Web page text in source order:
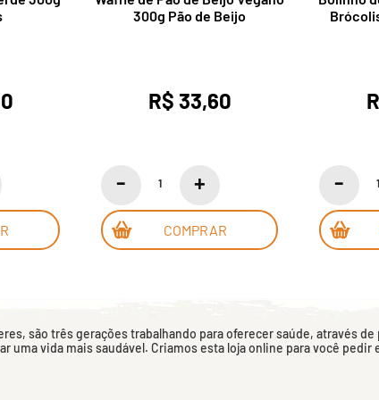
300g Pão de Beijo
R$ 33,60
COMPRAR
são três gerações trabalhando para oferecer saúde, através
uma vida mais saudável. Criamos esta loja online para você